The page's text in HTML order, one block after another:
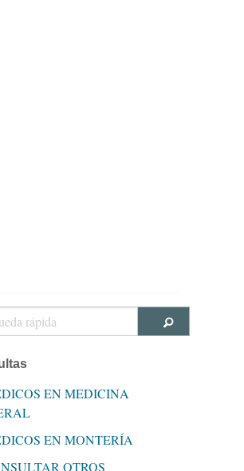
EN MEDICINA
EN MONTERÍA
OTROS